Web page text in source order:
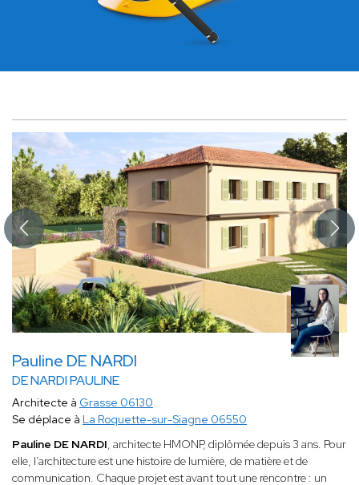
Pauline DE NARDI
DE NARDI PAULINE
Architecte à Grasse 06130
Se déplace à La Roquette-sur-Siagne 06550
Pauline DE NARDI, architecte HMONP, diplômée depuis 3 ans. Pour
elle, l’architecture est une histoire de lumière, de matière et de
communication. Chaque projet est avant tout une rencontre : un